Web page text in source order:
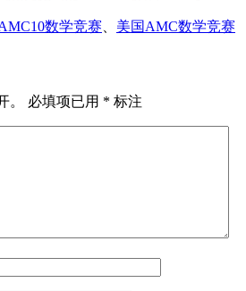
标
数学竞赛 美国AMC数学竞赛
。 必填项已用 * 标注